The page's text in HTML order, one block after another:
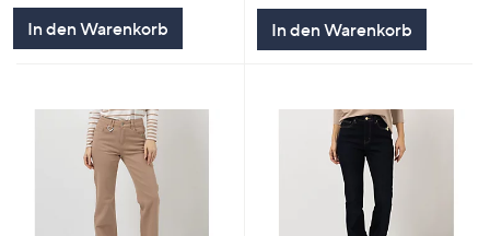
In den Warenkorb In den Warenkorb